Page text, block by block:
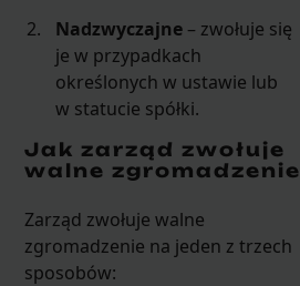
Nadzwyczajne – zwołuje się
je w przypadkach
określonych w ustawie lub
w statucie spółki.
Jak zarząd zwołuje
walne zgromadzenie
Zarząd zwołuje walne
zgromadzenie na jeden z trzech
sposobów: